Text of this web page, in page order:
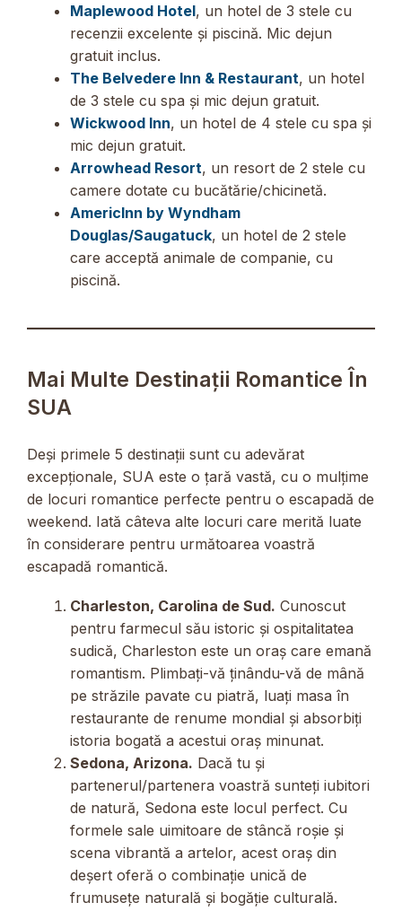
Maplewood Hotel, un hotel de 3 stele cu
recenzii excelente și piscină. Mic dejun
gratuit inclus.
The Belvedere Inn & Restaurant, un hotel
de 3 stele cu spa și mic dejun gratuit.
Wickwood Inn, un hotel de 4 stele cu spa și
mic dejun gratuit.
Arrowhead Resort, un resort de 2 stele cu
camere dotate cu bucătărie/chicinetă.
AmericInn by Wyndham
Douglas/Saugatuck, un hotel de 2 stele
care acceptă animale de companie, cu
piscină.
Mai Multe Destinații Romantice În
SUA
Deși primele 5 destinații sunt cu adevărat
excepționale, SUA este o țară vastă, cu o mulțime
de locuri romantice perfecte pentru o escapadă de
weekend. Iată câteva alte locuri care merită luate
în considerare pentru următoarea voastră
escapadă romantică.
Charleston, Carolina de Sud. Cunoscut
pentru farmecul său istoric și ospitalitatea
sudică, Charleston este un oraș care emană
romantism. Plimbați-vă ținându-vă de mână
pe străzile pavate cu piatră, luați masa în
restaurante de renume mondial și absorbiți
istoria bogată a acestui oraș minunat.
Sedona, Arizona. Dacă tu și
partenerul/partenera voastră sunteți iubitori
de natură, Sedona este locul perfect. Cu
formele sale uimitoare de stâncă roșie și
scena vibrantă a artelor, acest oraș din
deșert oferă o combinație unică de
frumusețe naturală și bogăție culturală.